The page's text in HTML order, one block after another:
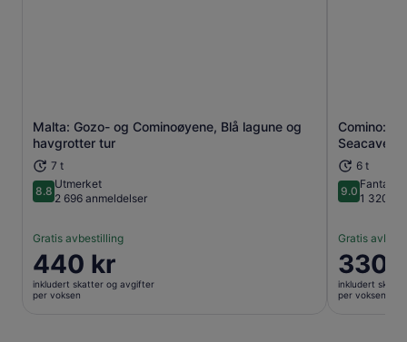
Malta: Gozo- og Cominoøyene, Blå lagune og
havgrotter tur
7 t
8.88.8 av 10
Utmerket
2 696 anmeldelser
Gratis avbestilling
Prisen
er
440 kr
440 kr
inkludert skatter og avgifter
per voksen
Åpnes i en ny fane
Comino:
Seacaves-
6 t
9.09.0 av 10
1 320
Gratis
Prisen
er
330 kr
330
inkludert
per voksen